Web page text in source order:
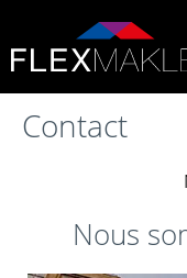
Contact
Nous